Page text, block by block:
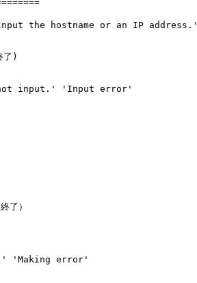
the hostname or an IP address.'
了)
input.' 'Input error'
了）
'Making error'